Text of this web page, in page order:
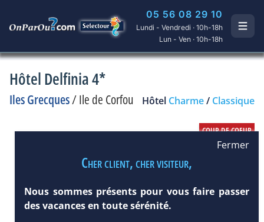
05 56 08 29 10
Lundi - Vendredi · 10h-18h
Lun - Ven · 10h-18h
Hôtel Delfinia 4*
Iles Grecques/Ile de Corfou Hôtel Charme/ Classique
Fermer
Cher client, cher visiteur,
Nous sommes présents pour vous faire passer
des vacances en toute sérénité.